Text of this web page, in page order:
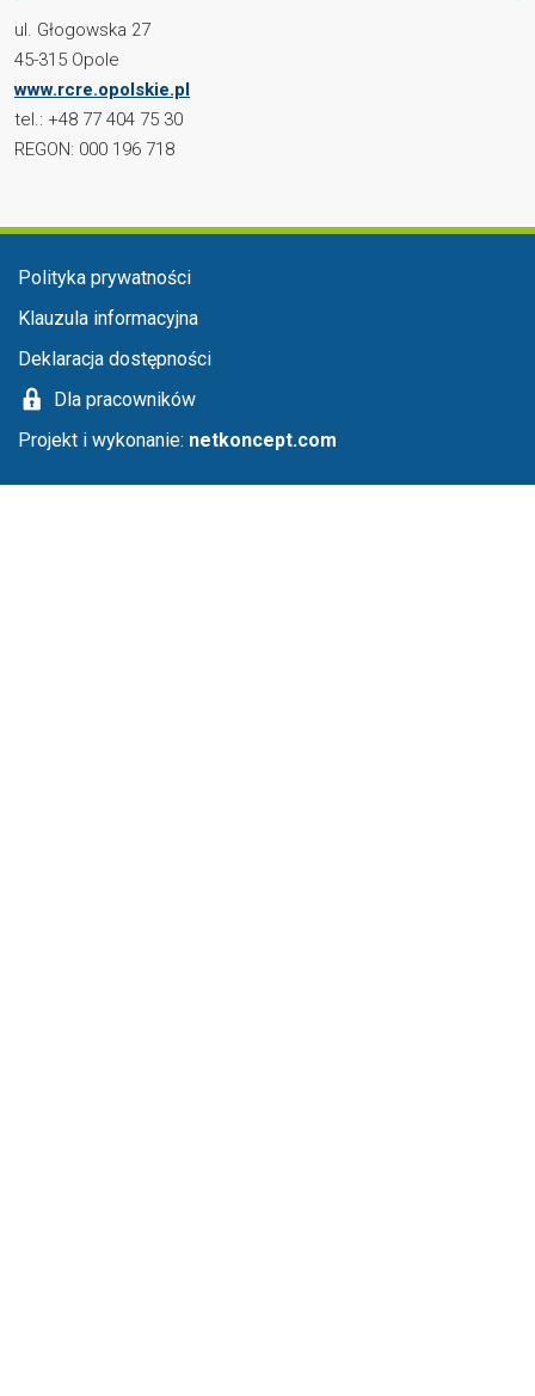
ul. Głogowska 27
45-315 Opole
www.rcre.opolskie.pl
tel.: +48 77 404 75 30
REGON: 000 196 718
Menu stopka
Polityka prywatności
Klauzula informacyjna
Deklaracja dostępności
Dla pracowników
Projekt i wykonanie: netkoncept.com